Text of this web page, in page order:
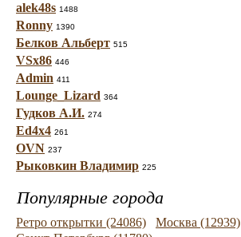
alek48s 1488
Ronny 1390
Белков Альберт 515
VSx86 446
Admin 411
Lounge_Lizard 364
Гудков А.И. 274
Ed4x4 261
OVN 237
Рыковкин Владимир 225
Популярные города
Ретро открытки (24086)
Москва (12939)